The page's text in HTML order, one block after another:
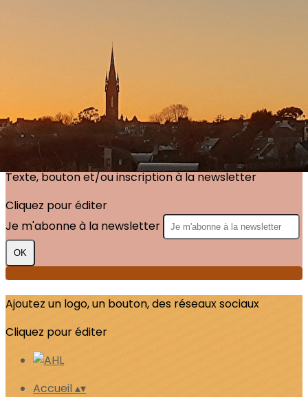
Exporter uniquement les colonnes affichées
Images de la page d'accueil
Cliquez pour éditer
Texte, bouton et/ou inscription à la newsletter
Cliquez pour éditer
Je m'abonne à la newsletter
OK
Ajoutez un logo, un bouton, des réseaux sociaux
Cliquez pour éditer
Accueil▴▾